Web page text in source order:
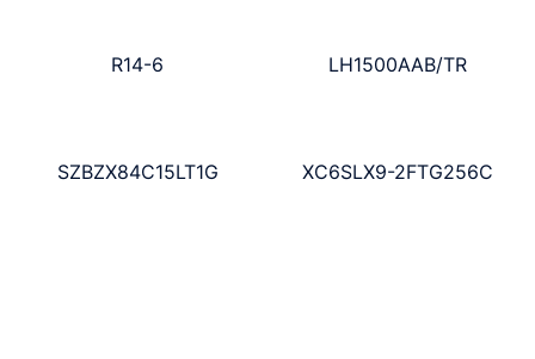
R14-6 LH1500AAB/TR
SZBZX84C15LT1G XC6SLX9-2FTG256C